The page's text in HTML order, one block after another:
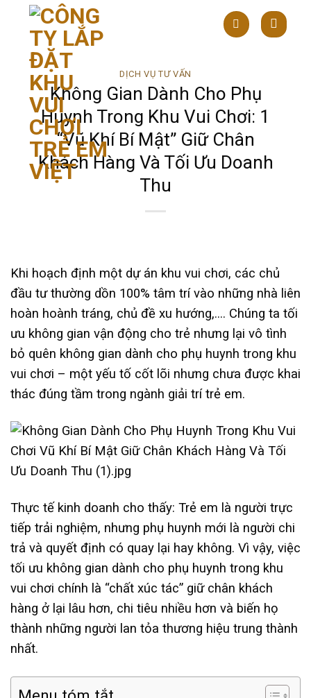
content
DỊCH VỤ TƯ VẤN
Không Gian Dành Cho Phụ
Huynh Trong Khu Vui Chơi: 1
“Vũ Khí Bí Mật” Giữ Chân
Khách Hàng Và Tối Ưu Doanh
Thu
Khi hoạch định một dự án khu vui chơi, các chủ
đầu tư thường dồn 100% tâm trí vào những nhà liên
hoàn hoành tráng, chủ đề xu hướng,…. Chúng ta tối
ưu không gian vận động cho trẻ nhưng lại vô tình
bỏ quên không gian dành cho phụ huynh trong khu
vui chơi – một yếu tố cốt lõi nhưng chưa được khai
thác đúng tầm trong ngành giải trí trẻ em.
Thực tế kinh doanh cho thấy: Trẻ em là người trực
tiếp trải nghiệm, nhưng phụ huynh mới là người chi
trả và quyết định có quay lại hay không. Vì vậy, việc
tối ưu không gian dành cho phụ huynh trong khu
vui chơi chính là “chất xúc tác” giữ chân khách
hàng ở lại lâu hơn, chi tiêu nhiều hơn và biến họ
thành những người lan tỏa thương hiệu trung thành
nhất.